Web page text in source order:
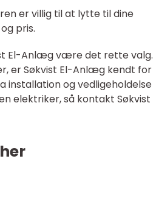
er villig til at lytte til dine
pris.
El-Anlæg være det rette valg.
er Søkvist El-Anlæg kendt for
installation og vedligeholdelse
elektriker, så kontakt Søkvist